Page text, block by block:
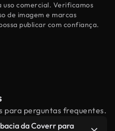
comercial. Verificamos
de imagem e marcas
publicar com confiança.
para perguntas frequentes.
da Coverr para